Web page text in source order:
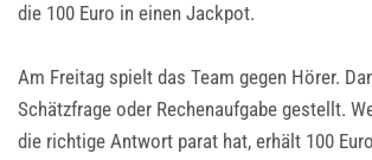
die 100 Euro in einen Jackpot.
Am Freitag spielt das Team gegen Hörer.
Schätzfrage oder Rechenaufgabe gestellt.
die richtige Antwort parat hat, erhält 100